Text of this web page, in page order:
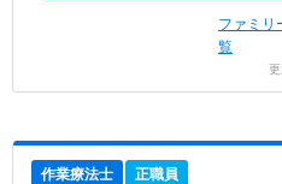
ファミリ
覧
作業療法士 正職員